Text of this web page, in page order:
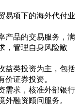
易项下的海外代付业
产品的交易服务，满
，管理自身风险敞
益类投资为主，包括
证券投资。
需求，核准外部银行
融资顾问服务。